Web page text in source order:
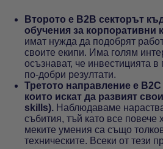
Второто е B2B секторът
обучения за корпоративни
имат нужда да подобрят
своите екипи. Има голям
осъзнават, че инвестицията
по-добри резултати.
Третото направление е
които искат да развият
skills). Наблюдаваме
събития, тъй като все повече
меките умения са също
техническите. Всеки от тези